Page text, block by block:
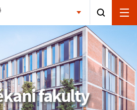
fakulty